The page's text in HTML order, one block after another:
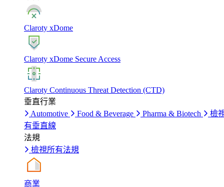
Claroty xDome
Claroty xDome Secure Access
Claroty Continuous Threat Detection (CTD)
垂直行業
Automotive
Food & Beverage Pharma & Biotech
檢
有垂直線
法規
檢視所有法規
商業